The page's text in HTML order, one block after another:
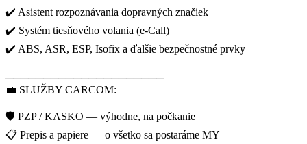
✔️ Asistent rozpoznávania dopravných značiek
✔️ Systém tiesňového volania (e-Call)
✔️ ABS, ASR, ESP, Isofix a ďalšie bezpečnostné prvky
─────────────────────
💼 SLUŽBY CARCOM:
🛡️ PZP / KASKO — výhodne, na počkanie
📋 Prepis a papiere — o všetko sa postaráme MY